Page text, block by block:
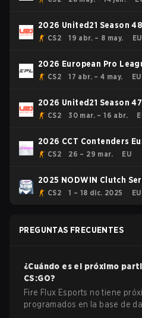
2026 United21 Season 48
CS2 19 abr. – 8 may. EU
2026 European Pro
CS2 17 abr. – 4 may. EU
2026 United21 Season 47
CS2 30 mar. – 16 abr.
2026 CCT Contenders
CS2 26 – 29 mar. EU
2025 NODWIN Clutch
CS2 1 – 18 dic. 2025 EU
PREGUNTAS FRECUENTES
¿Cuándo es el próximo
CS:GO?
Fire Flux Esports no tiene
programados en la base de